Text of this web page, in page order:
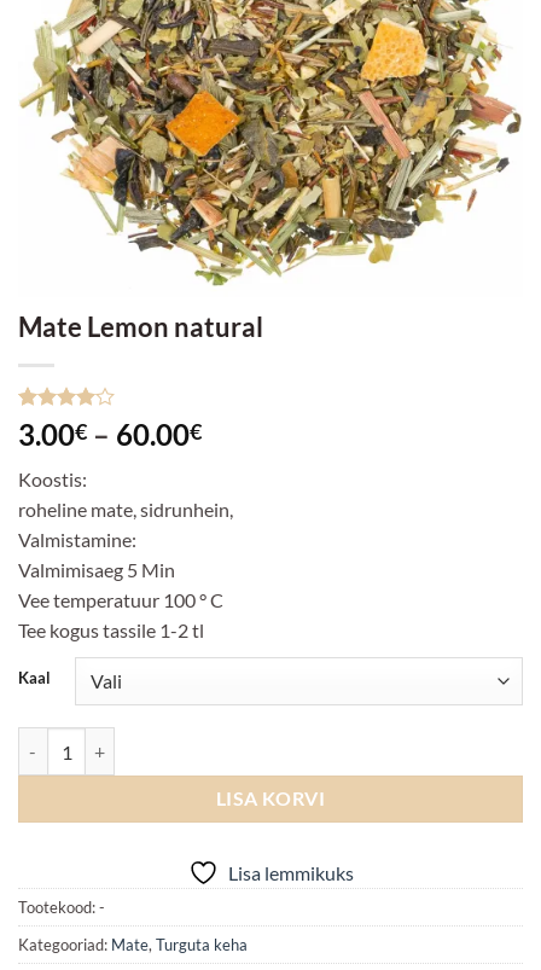
Mate Lemon natural
Hinnatud
4/5
4
hinnangu
põhjal
3.00€ – 60.00€Hinnavahemik:
60.00€
Koostis:
roheline mate, sidrunhein,
Valmistamine:
Valmimisaeg 5 Min
Vee temperatuur 100 ° C
Tee kogus tassile 1-2 tl
Kaal
LISA KORVI
Lisa lemmikuks
Tootekood:-
Kategooriad: Mate, Turguta keha